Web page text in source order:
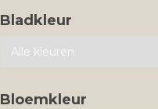
Bladkleur
Bloemkleur